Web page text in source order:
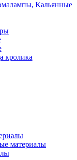
Кальянные
кролика
материалы